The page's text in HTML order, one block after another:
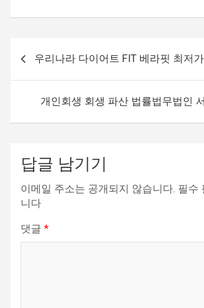
션
우리나라 다이어트 FIT 베라핏 최저
개인회생 회생 파산 법률법무법인
답글 남기기
이메일 주소는 공개되지 않습니다. 필수
니다
댓글 *